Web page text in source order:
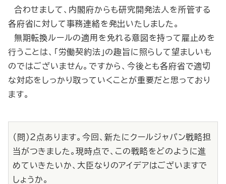
合わせまして、内閣府からも研究開発法人を所管する
各府省に対して事務連絡を発出いたしました。
無期転換ルールの適用を免れる意図を持って雇止めを
行うことは、「労働契約法」の趣旨に照らして望ましいも
のではございません。ですから、今後とも各府省で適切
な対応をしっかり取っていくことが重要だと思っており
ます。
（問）２点あります。今回、新たにクールジャパン戦略担
当がつきました。現時点で、この戦略をどのように進
めていきたいか、大臣なりのアイデアはございますで
しょうか。